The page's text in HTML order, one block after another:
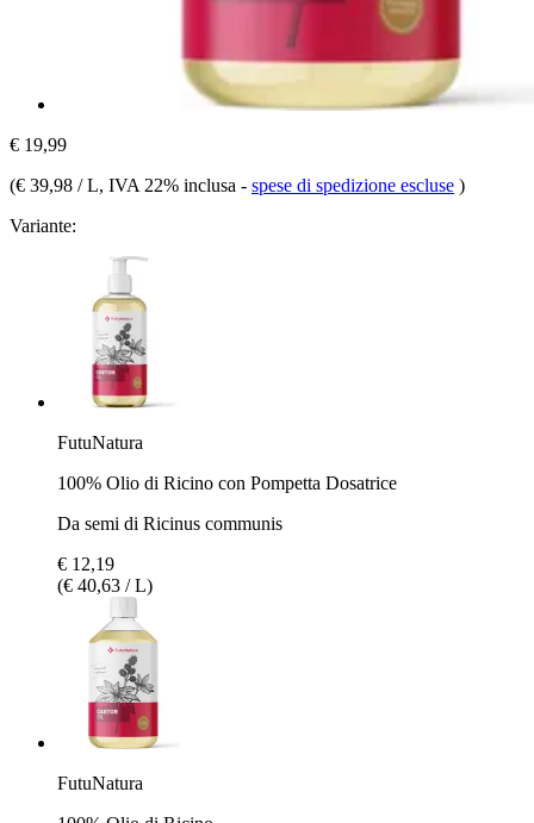
€ 19,99
(€ 39,98 / L, IVA 22% inclusa - spese di spedizione escluse )
Variante:
FutuNatura
100% Olio di Ricino con Pompetta Dosatrice
Da semi di Ricinus communis
€ 12,19
(€ 40,63 / L)
FutuNatura